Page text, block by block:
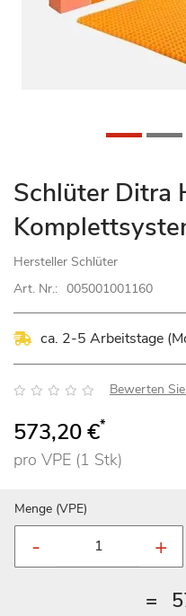
Zum
Anfang
der
Bildgalerie
springen
Schlüter Ditra
Hersteller Schlüter
Art. Nr.: 005001001160
ca. 2-5 Arbeitstage
Bewertung: Bewerten
573,20 €*
pro VPE (1 Stk)
Menge (VPE)
=